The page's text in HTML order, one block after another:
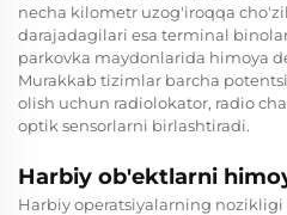
necha kilometr uzog'iroqqa
darajadagilari esa terminal
parkovka maydonlarida himoya
Murakkab tizimlar barcha
olish uchun radiolokator, radio
optik sensorlarni birlashtiradi.
Harbiy ob'ektlarni
Harbiy operatsiyalarning